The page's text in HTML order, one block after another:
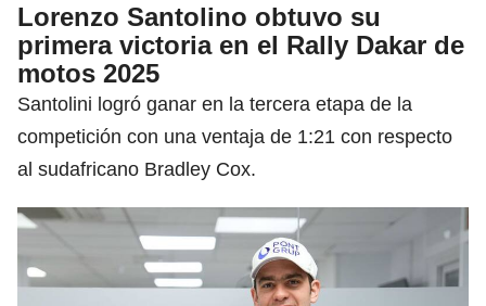
Lorenzo Santolino obtuvo su
primera victoria en el Rally Dakar de
motos 2025
Santolini logró ganar en la tercera etapa de la
competición con una ventaja de 1:21 con respecto
al sudafricano Bradley Cox.